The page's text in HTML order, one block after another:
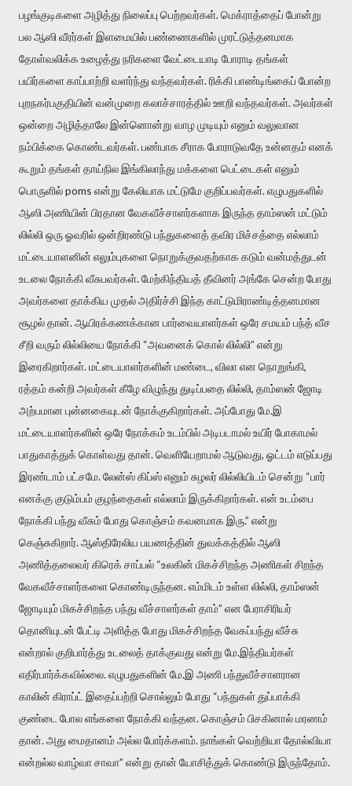
பழங்குடிகளை அழித்து நிலைப்பு பெற்றவர்கள். மெக்ராத்தைப் போன்று
பல ஆஸி வீரர்கள் இளமையில் பண்ணைகளில் முரட்டுத்தனமாக
தோள்வலிக்க உழைத்து நரிகளை வேட்டையாடி போராடி தங்கள்
பயிர்களை காப்பாற்றி வளர்ந்து வந்தவர்கள். ரிக்கி பாண்டிங்கைப் போன்ற
புறநகர்பகுதியின் வன்முறை கலாச்சாரத்தில் ஊறி வந்தவர்கள். அவர்கள்
ஒன்றை அழித்தாலே இன்னொன்று வாழ முடியும் எனும் வலுவான
நம்பிக்கை கொண்டவர்கள். பண்பாக சீராக போராடுவதே உன்னதம் எனக்
கூறும் தங்கள் தாய்நில இங்கிலாந்து மக்களை பெட்டைகள் எனும்
பொருளில் poms என்று கேலியாக மட்டுமே குறிப்பவர்கள். எழுபதுகளில்
ஆஸி அணியின் பிரதான வேகவீச்சாளர்களாக இருந்த தாம்ஸன் மட்டும்
லில்லி ஒரு ஓவரில் ஒன்றிரண்டு பந்துகளைத் தவிர மிச்சத்தை எல்லாம்
மட்டையாளனின் எலும்புகளை நொறுக்குவதற்காக கடும் வன்மத்துடன்
உடலை நோக்கி வீசுபவர்கள். மேற்கிந்தியத் தீவினர் அங்கே சென்ற போது
அவர்களை தாக்கிய முதல் அதிர்ச்சி இந்த காட்டுமிராண்டித்தனமான
சூழல் தான். ஆயிரக்கணக்கான பார்வையாளர்கள் ஒரே சமயம் பந்த் வீச
சீறி வரும் லில்லியை நோக்கி “அவனைக் கொல் லில்லி” என்று
இரைகிறார்கள். மட்டையாளர்களின் மண்டை, விலா என நொறுங்கி,
ரத்தம் கன்றி அவர்கள் கீழே விழுந்து துடிப்பதை லில்லி, தாம்ஸன் ஜோடி
அற்பமான புன்னகையுடன் நோக்குகிறார்கள். அப்போது மே.இ
மட்டையாளர்களின் ஒரே நோக்கம் உடம்பில் அடிபடாமல் உயிர் போகாமல்
பாதுகாத்துக் கொள்வது தான். வெளியேறாமல் ஆடுவது, ஓட்டம் எடுப்பது
இரண்டாம் பட்சமே. லேன்ஸ் கிப்ஸ் எனும் சுழலர் லில்லியிடம் சென்று “பார்
எனக்கு குடும்பம் குழந்தைகள் எல்லாம் இருக்கிறார்கள். என் உடம்பை
நோக்கி பந்து வீசும் போது கொஞ்சம் கவனமாக இரு.” என்று
கெஞ்சுகிறார். ஆஸ்திரேலிய பயணத்தின் துவக்கத்தில் ஆஸி
அணித்தலைவர் கிரெக் சாப்பல் “உலகின் மிகச்சிறந்த அணிகள் சிறந்த
வேகவீச்சாளர்களை கொண்டிருந்தன. எம்மிடம் உள்ள லில்லி, தாம்ஸன்
ஜோடியும் மிகச்சிறந்த பந்து வீச்சாளர்கள் தாம்” என பேராசிரியர்
தொனியுடன் பேட்டி அளித்த போது மிகச்சிறந்த வேகப்பந்து வீச்சு
என்றால் குறிபார்த்து உடலைத் தாக்குவது என்று மே.இந்தியர்கள்
எதிர்பார்க்கவில்லை. எழுபதுகளின் மே.இ அணி பந்துவீச்சாளரான
காலின் கிராப்ட் இதைப்பற்றி சொல்லும் போது “பந்துகள் துப்பாக்கி
குண்டை போல எங்களை நோக்கி வந்தன. கொஞ்சம் பிசகினால் மரணம்
தான். அது மைதானம் அல்ல போர்க்களம். நாங்கள் வெற்றியா தோல்வியா
என்றல்ல வாழ்வா சாவா” என்று தான் யோசித்துக் கொண்டு இருந்தோம்.